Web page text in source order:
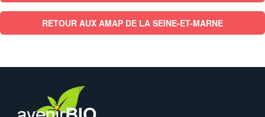
RETOUR AUX AMAP DE LA SEINE-ET-MARNE